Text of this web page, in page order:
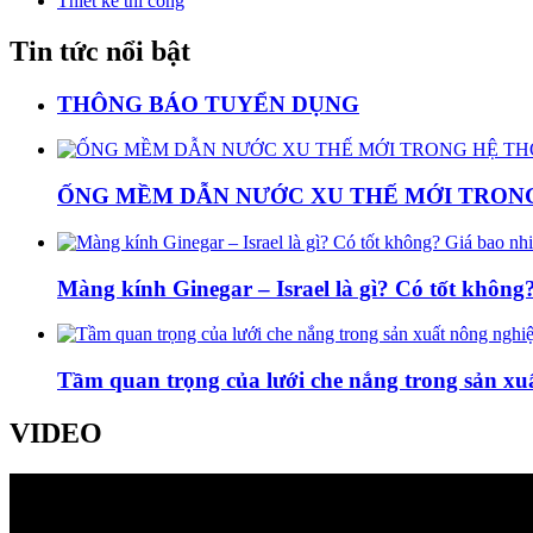
Tin tức nổi bật
THÔNG BÁO TUYỂN DỤNG
ỐNG MỀM DẪN NƯỚC XU THẾ MỚI
Màng kính Ginegar – Israel là gì? Có tốt
Tầm quan trọng của lưới che nắng trong sản
VIDEO